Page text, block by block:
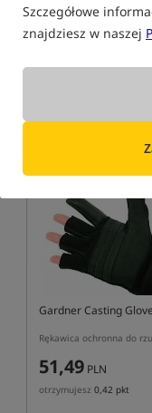
Szczegółowe
znajdziesz w naszej
Ochraniacz na palec
45,49PLN
KUP
Gardner Casting Glove
Rękawica ochronna do
51,49 PLN
otrzymujesz 0,42 pkt